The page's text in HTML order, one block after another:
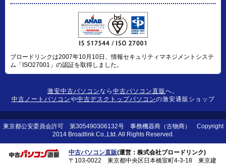
ブロードリンクは2007年10月10日、情報セキュリティマネジメントシステ
ム「ISO27001」の認証を取得しました。
激安中古パソコンなら 中古パソコン直販 へ。
中古ノートパソコンや中古デスクトップパソコンの激安通販ショップ
東京都公安委員会許可 第305490306132号 事務機器商（古物商） Copyright
2014 Broadlink Co.,Ltd. All Rights Reserved.
中古パソコン直販(運営：株式会社ブロードリンク)
〒103-0022 東京都中央区日本橋室町4-3-18 東京建